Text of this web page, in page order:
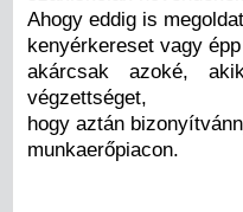
Ahogy eddig is
kenyérkereset vagy
akárcsak azoké,
végzettséget,
hogy aztán
munkaerőpiacon.